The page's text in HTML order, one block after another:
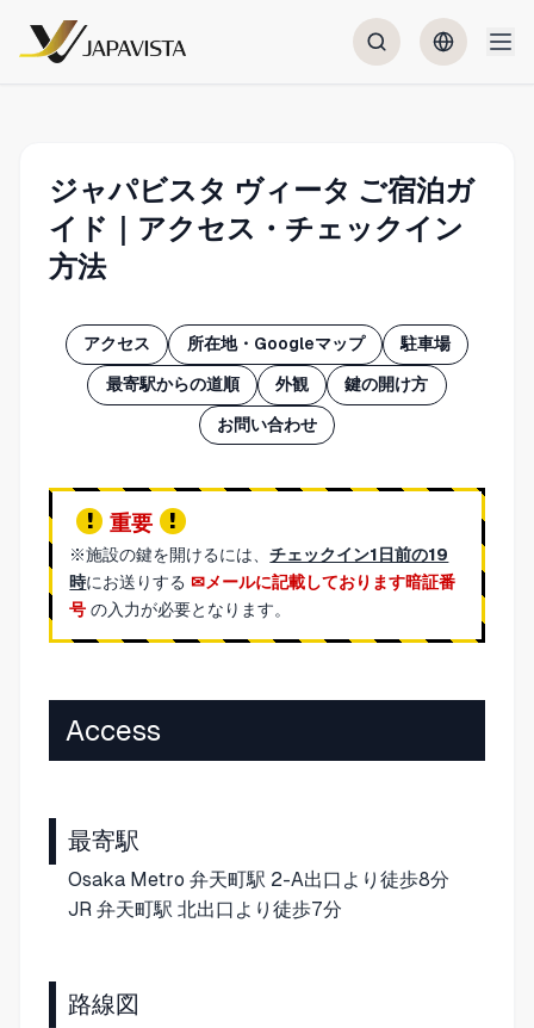
ジャパビスタ ヴィータ ご宿泊ガ
イド｜アクセス・チェックイン
方法
アクセス 所在地・Googleマップ 駐車場
最寄駅からの道順 外観 鍵の開け方
お問い合わせ
重要
※施設の鍵を開けるには、チェックイン1日前の19
時にお送りする
メールに記載しております暗証番
号 の入力が必要となります。
Access
最寄駅
Osaka Metro 弁天町駅 2-A出口より徒歩8分
JR 弁天町駅 北出口より徒歩7分
路線図